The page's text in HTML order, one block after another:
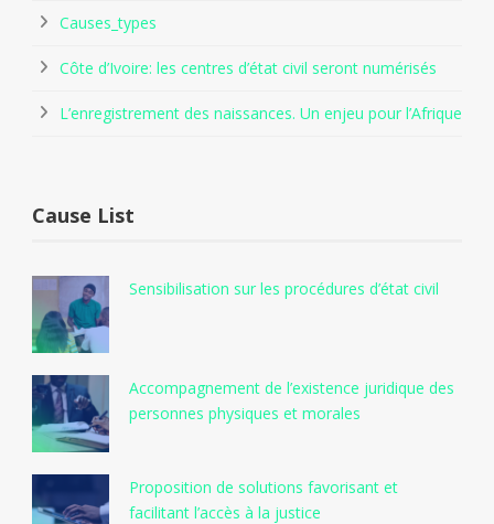
Causes_types
Côte d’Ivoire: les centres d’état civil seront numérisés
L’enregistrement des naissances. Un enjeu pour l’Afrique
Cause List
Sensibilisation sur les procédures d’état civil
Accompagnement de l’existence juridique des
personnes physiques et morales
Proposition de solutions favorisant et
facilitant l’accès à la justice